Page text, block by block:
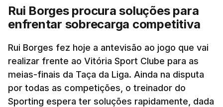
Rui Borges procura soluções para
enfrentar sobrecarga competitiva
Rui Borges fez hoje a antevisão ao jogo que vai
realizar frente ao Vitória Sport Clube para as
meias-finais da Taça da Liga. Ainda na disputa
por todas as competições, o treinador do
Sporting espera ter soluções rapidamente, dada